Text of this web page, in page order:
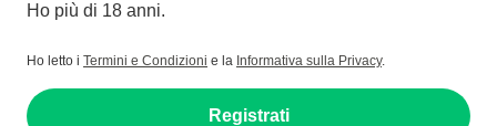
Ho più di 18 anni.
Ho letto i Termini e Condizioni e la Informativa sulla Privacy.
Registrati